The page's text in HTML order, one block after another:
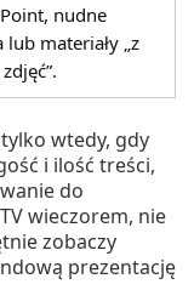
nudne
lub materiały „z
wtedy, gdy
i ilość treści,
do
wieczorem, nie
zobaczy
prezentację